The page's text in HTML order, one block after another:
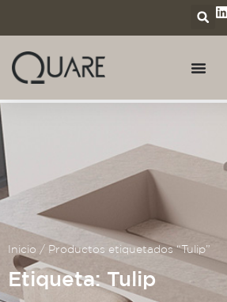
Inicio / Productos etiquetados “Tulip”
Etiqueta: Tulip